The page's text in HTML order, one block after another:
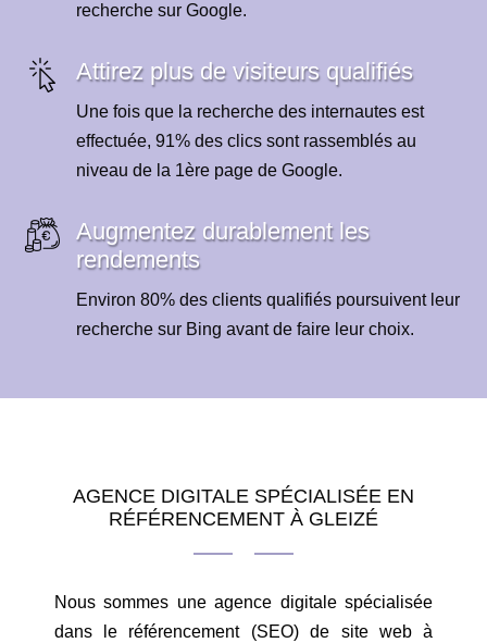
recherche sur Google.
Attirez plus de visiteurs qualifiés
Une fois que la recherche des internautes est
effectuée, 91% des clics sont rassemblés au
niveau de la 1ère page de Google.
Augmentez durablement les
rendements
Environ 80% des clients qualifiés poursuivent leur
recherche sur Bing avant de faire leur choix.
AGENCE DIGITALE SPÉCIALISÉE EN
RÉFÉRENCEMENT À GLEIZÉ
Nous sommes une agence digitale spécialisée
dans le référencement (SEO) de site web à